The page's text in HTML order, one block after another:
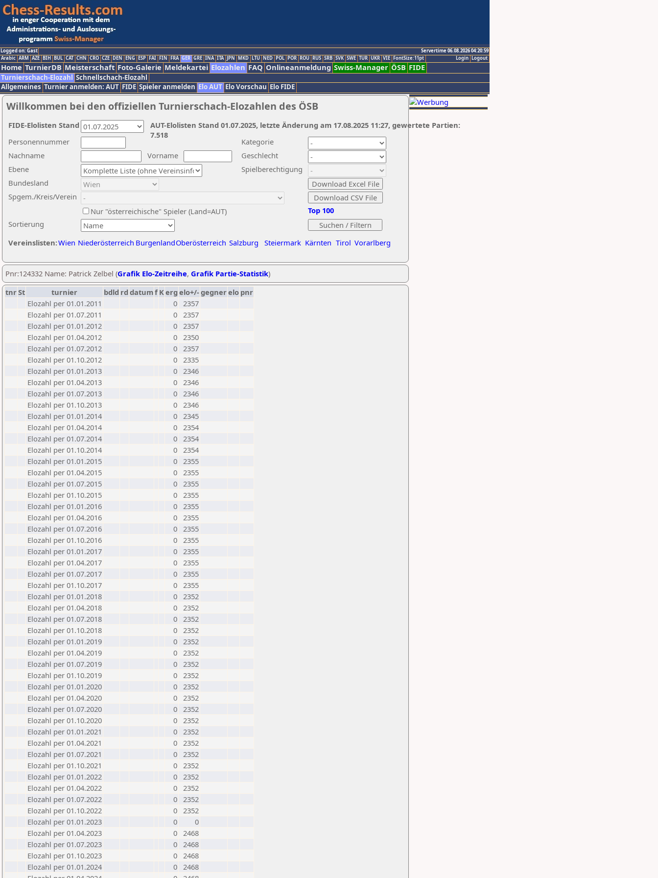
Logged on: Gast
Servertime 06.08.2026 04:20:59
Logout
Login
Arabic ARM AZE BIH BUL CAT CHN CRO CZE DEN ENG ESP FAI FIN FRA GER GRE INA ITA JPN MKD LTU NED POL POR ROU RUS SRB SVK SWE TUR UKR VIE FontSize:11pt
Home TurnierDB Meisterschaft Foto-Galerie Meldekartei Elozahlen FAQ Onlineanmeldung Swiss-Manager ÖSB FIDE
Turnierschach-Elozahl Schnellschach-Elozahl
Allgemeines Turnier anmelden: AUT FIDE Spieler anmelden Elo AUT Elo Vorschau Elo FIDE
Willkommen bei den offiziellen Turnierschach-Elozahlen des ÖSB
Nachname
Vorname
Ebene
Kategorie
Sortierung
Personennummer
Bundesland
Spgem./Kreis/Verein
Geschlecht
Nur "österreichische" Spieler (Land=AUT)
Spielberechtigung
Vereinslisten:Wien Niederösterreich BurgenlandOberösterreich Salzburg Steiermark Kärnten Tirol Vorarlberg
Top 100
AUT-Elolisten Stand 01.07.2025, letzte Änderung am 17.08.2025 11:27, gewertete Partien:
7.518
FIDE-Elolisten Stand
Pnr:124332 Name: Patrick Zelbel (Grafik Elo-Zeitreihe, Grafik Partie-Statistik)
tnrSt turnier bdld rd datumf Kerg elo+/-gegnerelo pnr
Elozahl per 01.01.2011
0 2357
Elozahl per 01.07.2011
0 2357
Elozahl per 01.01.2012
0 2357
Elozahl per 01.04.2012
0 2350
Elozahl per 01.07.2012
0 2357
Elozahl per 01.10.2012
0 2335
Elozahl per 01.01.2013
0 2346
Elozahl per 01.04.2013
0 2346
Elozahl per 01.07.2013
0 2346
Elozahl per 01.10.2013
0 2346
Elozahl per 01.01.2014
0 2345
Elozahl per 01.04.2014
0 2354
Elozahl per 01.07.2014
0 2354
Elozahl per 01.10.2014
0 2354
Elozahl per 01.01.2015
0 2355
Elozahl per 01.04.2015
0 2355
Elozahl per 01.07.2015
0 2355
Elozahl per 01.10.2015
0 2355
Elozahl per 01.01.2016
0 2355
Elozahl per 01.04.2016
0 2355
Elozahl per 01.07.2016
0 2355
Elozahl per 01.10.2016
0 2355
Elozahl per 01.01.2017
0 2355
Elozahl per 01.04.2017
0 2355
Elozahl per 01.07.2017
0 2355
Elozahl per 01.10.2017
0 2355
Elozahl per 01.01.2018
0 2352
Elozahl per 01.04.2018
0 2352
Elozahl per 01.07.2018
0 2352
Elozahl per 01.10.2018
0 2352
Elozahl per 01.01.2019
0 2352
Elozahl per 01.04.2019
0 2352
Elozahl per 01.07.2019
0 2352
Elozahl per 01.10.2019
0 2352
Elozahl per 01.01.2020
0 2352
Elozahl per 01.04.2020
0 2352
Elozahl per 01.07.2020
0 2352
Elozahl per 01.10.2020
0 2352
Elozahl per 01.01.2021
0 2352
Elozahl per 01.04.2021
0 2352
Elozahl per 01.07.2021
0 2352
Elozahl per 01.10.2021
0 2352
Elozahl per 01.01.2022
0 2352
Elozahl per 01.04.2022
0 2352
Elozahl per 01.07.2022
0 2352
Elozahl per 01.10.2022
0 2352
Elozahl per 01.01.2023
0
0
Elozahl per 01.04.2023
0 2468
Elozahl per 01.07.2023
0 2468
Elozahl per 01.10.2023
0 2468
Elozahl per 01.01.2024
0 2468